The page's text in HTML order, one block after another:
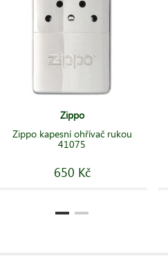
Zippo
Zippo kapesní ohřívač rukou
41075
650 Kč